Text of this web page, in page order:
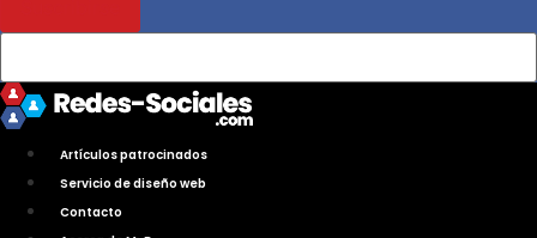
Artículos patrocinados
Servicio de diseño web
Contacto